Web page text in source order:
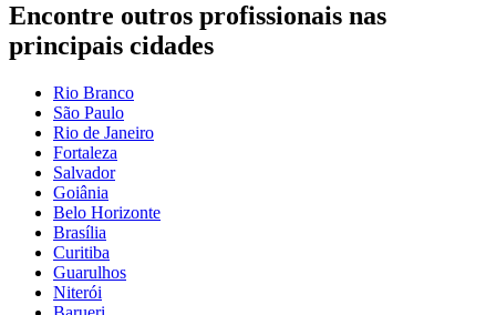
Encontre outros profissionais nas
principais cidades
Rio Branco
São Paulo
Rio de Janeiro
Fortaleza
Salvador
Goiânia
Belo Horizonte
Brasília
Curitiba
Guarulhos
Niterói